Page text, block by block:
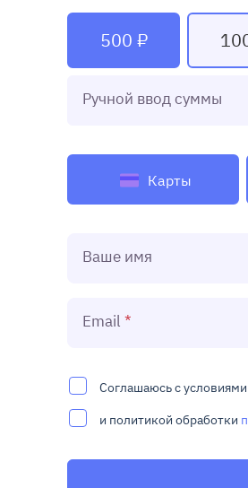
500 ₽
Ручной ввод суммы
Карты
Ваше имя
Email
Соглашаюсь с условиями
и политикой обработки